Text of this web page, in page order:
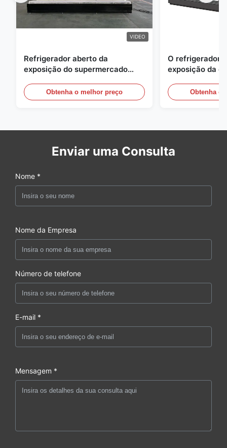
VIDEO
Refrigerador aberto da
exposição do supermercado
iluminação do diodo emissor de
luz
Obtenha o melhor preço
O refrigerador
exposição da
vitrinasObtenha o
Enviar uma Consulta
Nome *
Nome da Empresa
Número de telefone
E-mail *
Mensagem *